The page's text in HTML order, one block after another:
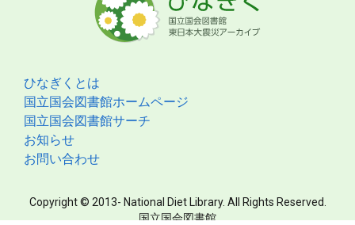
ひなぎくとは
国立国会図書館ホームページ
国立国会図書館サーチ
お知らせ
お問い合わせ
Copyright © 2013- National Diet Library. All Rights Reserved.